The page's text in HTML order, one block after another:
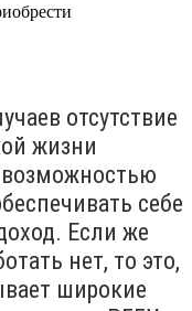
отсутствие
жизни
возможностью
себе
Если же
нет, то это,
широкие